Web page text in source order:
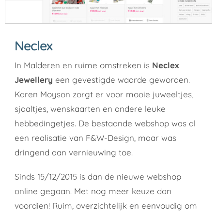
Neclex
In Malderen en ruime omstreken is Neclex
Jewellery een gevestigde waarde geworden.
Karen Moyson zorgt er voor mooie juweeltjes,
sjaaltjes, wenskaarten en andere leuke
hebbedingetjes. De bestaande webshop was al
een realisatie van F&W-Design, maar was
dringend aan vernieuwing toe.
Sinds 15/12/2015 is dan de nieuwe webshop
online gegaan. Met nog meer keuze dan
voordien! Ruim, overzichtelijk en eenvoudig om